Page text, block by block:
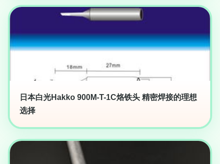
日本白光Hakko 900M-T-1C烙铁头 精密焊接的理想
选择